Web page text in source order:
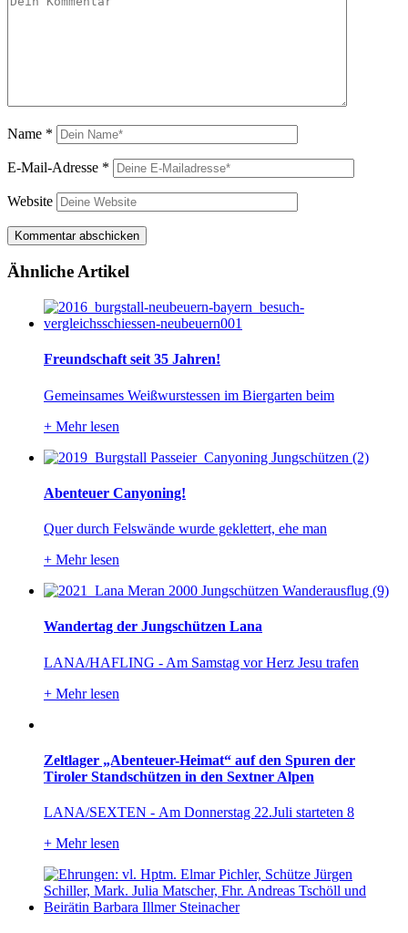
Name *
E-Mail-Adresse *
Website
Ähnliche Artikel
Freundschaft seit 35 Jahren!
Gemeinsames Weißwurstessen im Biergarten beim
+ Mehr lesen
Abenteuer Canyoning!
Quer durch Felswände wurde geklettert, ehe man
+ Mehr lesen
Wandertag der Jungschützen Lana
LANA/HAFLING - Am Samstag vor Herz Jesu trafen
+ Mehr lesen
Zeltlager „Abenteuer-Heimat“ auf den Spuren der
Tiroler Standschützen in den Sextner Alpen
LANA/SEXTEN - Am Donnerstag 22.Juli starteten 8
+ Mehr lesen